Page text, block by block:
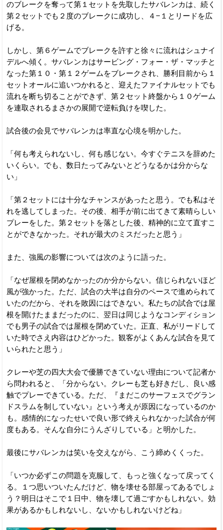
のブレークを奪って第１セットを先取したサバレンカは、続く
第２セットでも２度のブレークに成功し、４−１とリードを広
げる。
しかし、第６ゲームでブレークを許すと徐々に流れはシュナイ
デルへ傾く。サバレンカはサービング・フォー・ザ・マッチと
なった第１０・第１２ゲームをブレークされ、勝利目前から１
セットオールに追いつかれると、迎えたファイナルセットでも
流れを断ち切ることができず、第２セット終盤から１０ゲーム
を連取されるまさかの展開で逆転負けを喫した。
試合後の会見でサバレンカは率直な心境を明かした。
「何も考えられないし、何も感じない。今すぐテニスを辞めた
いくらい。でも、数日たってみないとどうなるかは分からな
い」
「第２セットには十分なチャンスがあったと思う。でも私はそ
れを逃してしまった。その後、相手が前に出てきて素晴らしい
プレーをした。第２セットを落とした後、精神的に立て直すこ
とができなかった。それが最大のミスだったと思う」
また、強風の影響については次のように語った。
「なぜ屋根を閉めなかったのか分からない。信じられないほど
風が強かった。ただ、試合の大半は自分のペースで進められて
いたのだから、それを敗因にはできない。私たちの試合では屋
根を開けたままだったのに、翌日は同じようなコンディション
でも男子の試合では屋根を閉めていた。正直、私がリードして
いた時でさえ内容はひどかった。観客がよくあんな試合を見て
いられたと思う」
クレーや芝の四大大会で優勝できていない理由について記者か
ら問われると、「分からない。クレーも芝も好きだし、良い感
触でプレーできている。ただ、『まだこのサーフェスでグラン
ドスラムを制していない』という考えが原因になっているのか
も。感情的になったせいで良い形で終えられなかった試合が何
度もある。そんな自分にうんざりしている」と明かした。
最後にサバレンカは笑いを交えながら、こう締めくくった。
「いつか必ずこの問題を克服して、もっと強くなって戻ってく
る。１つ思いついたんだけど、物を壊せる部屋ってあるでしょ
う？明日はそこで１日中、物を壊して過ごすかもしれない。効
果があるかもしれないし、ないかもしれないけどね」